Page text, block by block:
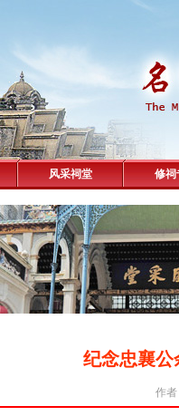
风采祠堂 修祠
纪念忠襄公
作